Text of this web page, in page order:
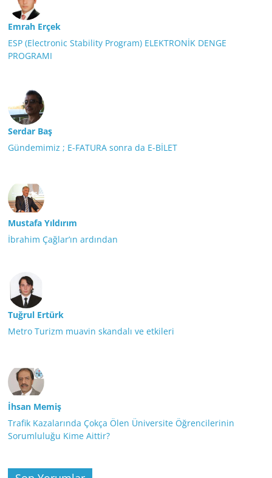
Emrah Erçek
ESP (Electronic Stability Program) ELEKTRONİK DENGE
PROGRAMI
Serdar Baş
Gündemimiz ; E-FATURA sonra da E-BİLET
Mustafa Yıldırım
İbrahim Çağlar’ın ardından
Tuğrul Ertürk
Metro Turizm muavin skandalı ve etkileri
İhsan Memiş
Trafik Kazalarında Çokça Ölen Üniversite Öğrencilerinin
Sorumluluğu Kime Aittir?